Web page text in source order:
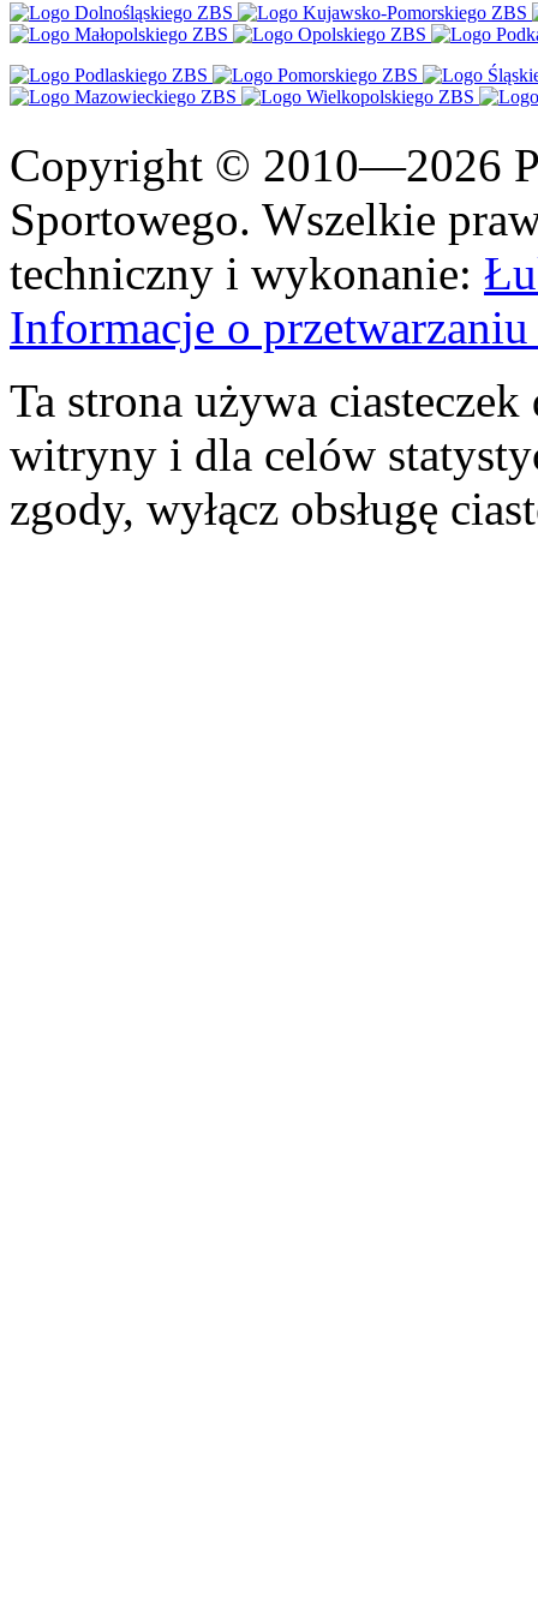
Copyright © 2010—2026
Sportowego. Wszelkie
techniczny i wykonanie:
Informacje o
Ta strona używa
witryny i dla celów
zgody, wyłącz obsługę